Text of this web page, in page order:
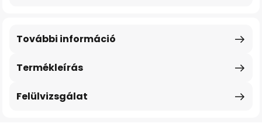
Termékleírás
További információ
Felülvizsgálat